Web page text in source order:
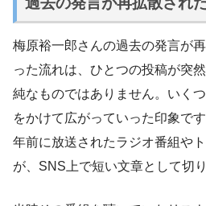
梅原裕一郎さんの過去の発言が
った流れは、ひとつの投稿が突
純なものではありません。いく
をかけて広がっていった印象で
年前に放送されたラジオ番組や
が、SNS上で短い文章として切